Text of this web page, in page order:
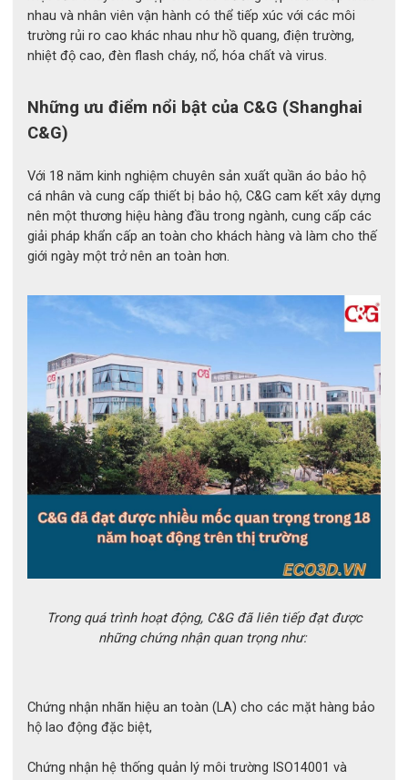
vượt trội, giúp ngăn dòng điện truyền qua bề mặt và đảm
bảo an toàn cho người sử dụng trong môi trường làm việc có
dụng có độ bền cơ học cao, chịu lực tốt, chống mài mòn và
hạn chế nứt gãy khi sử dụng lâu dài trong môi trường công
Với nhiều lựa chọn độ dày từ 3mm đến 10mm cùng các cấp
điện áp từ Class 0 đến Class 4, thảm cách điện CG-JYD phù
hợp với nhiều nhu cầu và điều kiện làm việc khác nhau. Ngoài
điều kiện nhiệt độ và độ ẩm thay đổi, đáp ứng nhu cầu sử
dụng bền bỉ trong thời gian dài. Bề mặt thảm được thiết kế
chống trơn trượt theo tiêu chuẩn công nghiệp, tăng độ bám
và giúp người lao động thao tác an toàn hơn tại khu vực có
nhau và nhân viên vận hành có thể tiếp xúc với các môi
trường rủi ro cao khác nhau như hồ quang, điện trường,
nhiệt độ cao, đèn flash cháy, nổ, hóa chất và virus.
Những ưu điểm nổi bật của C&G (Shanghai
C&G)
Với 18 năm kinh nghiệm chuyên sản xuất quần áo bảo hộ
cá nhân và cung cấp thiết bị bảo hộ, C&G cam kết xây dựng
nên một thương hiệu hàng đầu trong ngành, cung cấp các
giải pháp khẩn cấp an toàn cho khách hàng và làm cho thế
giới ngày một trở nên an toàn hơn.
Trong quá trình hoạt động, C&G đã liên tiếp đạt được
những chứng nhận quan trọng như:
Chứng nhận nhãn hiệu an toàn (LA) cho các mặt hàng bảo
hộ lao động đặc biệt,
Chứng nhận hệ thống quản lý môi trường ISO14001 và